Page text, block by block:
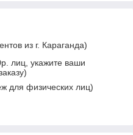
из г. Караганда)
лиц, укажите ваши
для физических лиц)